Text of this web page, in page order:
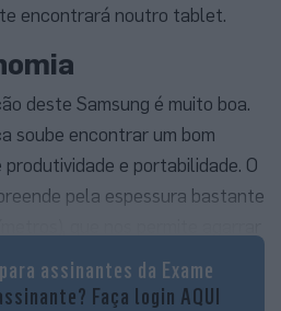
encontrará noutro tablet.
deste Samsung é muito boa.
soube encontrar um bom
e portabilidade. O
pela espessura bastante
em alumínio, tanto nas
dão a este equipamento uma
assinantes da Exame
Faça login AQUI